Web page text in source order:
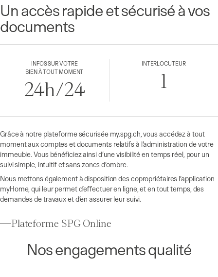
Un accès rapide et sécurisé à vos
documents
INFOS SUR VOTRE
BIEN À TOUT MOMENT
24h/24
INTERLOCUTEUR
1
Grâce à notre plateforme sécurisée my.spg.ch , vous accédez à tout
moment aux comptes et documents relatifs à l’administration de votre
immeuble. Vous bénéficiez ainsi d’une visibilité en temps réel, pour un
suivi simple, intuitif et sans zones d’ombre.
Nous mettons également à disposition des copropriétaires l’application
myHome, qui leur permet d’effectuer en ligne, et en tout temps, des
demandes de travaux et d’en assurer leur suivi.
Plateforme SPG Online
Nos engagements qualité